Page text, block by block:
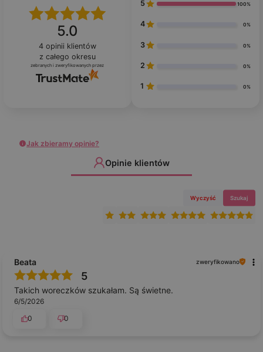
5.0
4opinii klientów
z całego okresu
zebranych i zweryfikowanych przez
5 100%
4 0%
3 0%
2 0%
1 0%
Jak zbieramy opinie?
Opinie klientów
Wyczyść Szukaj
Beata zweryfikowano
5
Takich woreczków szukałam. Są świetne.
6/5/2026
0
0